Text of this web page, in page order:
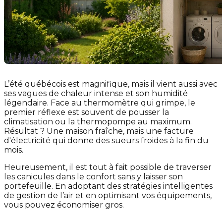
L’été québécois est magnifique, mais il vient aussi avec
ses vagues de chaleur intense et son humidité
légendaire. Face au thermomètre qui grimpe, le
premier réflexe est souvent de pousser la
climatisation ou la thermopompe au maximum.
Résultat ? Une maison fraîche, mais une facture
d'électricité qui donne des sueurs froides à la fin du
mois.
Heureusement, il est tout à fait possible de traverser
les canicules dans le confort sans y laisser son
portefeuille. En adoptant des stratégies intelligentes
de gestion de l’air et en optimisant vos équipements,
vous pouvez économiser gros.